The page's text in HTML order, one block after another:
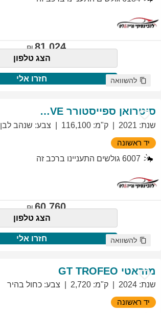
81,024
הצג טלפון
חזרו אלי להשוואה
סיטרואן ספייסטורר EXCLUSIVE
שנת:
2021 ק"מ:
116,100 צבע: שנהב לבן
יד ראשונה
6007 גולשים התעניינו ברכב זה
60,760
הצג טלפון
חזרו אלי להשוואה
מזראטי GT TROFEO
שנת:
2024 ק"מ:
2,720 צבע: כחול בהיר
יד ראשונה